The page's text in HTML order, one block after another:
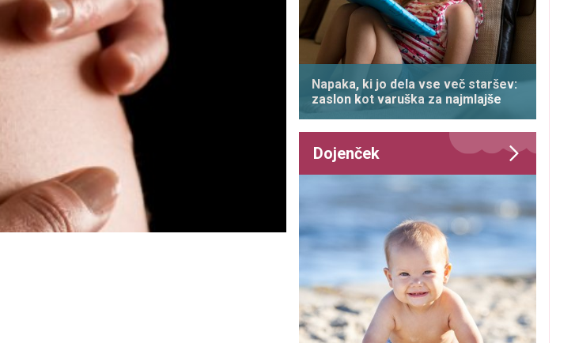
Napaka, ki jo dela vse več staršev:
zaslon kot varuška za najmlajše
Dojenček